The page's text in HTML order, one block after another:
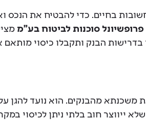
בחיים. כדי להבטיח את הנכס
פרופשיונל סוכנות לביטוח בע"מ
הבנק ותקבלו כיסוי מותאם
מהבנקים. הוא נועד להגן
ייווצר חוב בלתי ניתן לכיסוי